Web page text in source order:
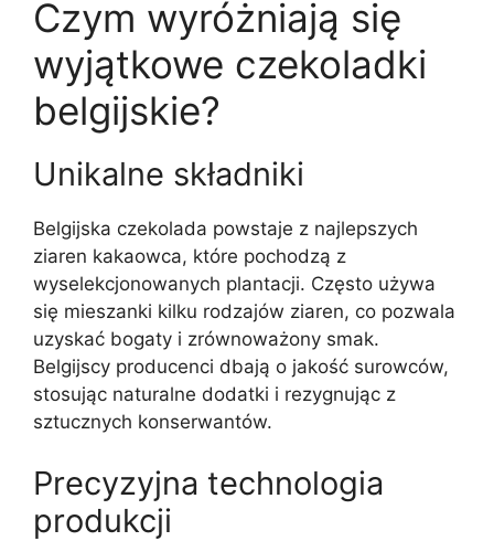
Czym wyróżniają się
wyjątkowe czekoladki
belgijskie?
Unikalne składniki
Belgijska czekolada powstaje z najlepszych
ziaren kakaowca, które pochodzą z
wyselekcjonowanych plantacji. Często używa
się mieszanki kilku rodzajów ziaren, co pozwala
uzyskać bogaty i zrównoważony smak.
Belgijscy producenci dbają o jakość surowców,
stosując naturalne dodatki i rezygnując z
sztucznych konserwantów.
Precyzyjna technologia
produkcji